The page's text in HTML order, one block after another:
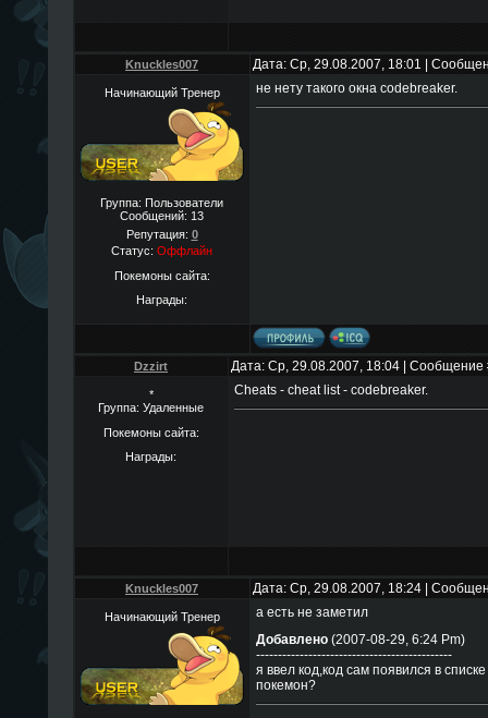
Knuckles007 Дата: Ср, 29.08.2007, 18:01 |
Начинающий Тренер
Группа: Пользователи
Сообщений: 13
Репутация: 0
Статус: Оффлайн
Покемоны сайта:
Награды:
не нету такого окна codebreaker.
Dzzirt Дата: Ср, 29.08.2007, 18:04 | Сообщение
*
Группа: Удаленные
Покемоны сайта:
Награды:
Cheats - cheat list - codebreaker.
Knuckles007 Дата: Ср, 29.08.2007, 18:24 |
Начинающий Тренер
а есть не заметил
Добавлено(2007-08-29, 6:24 Pm)
---------------------------------------------
я ввел код,код сам появился в
покемон?